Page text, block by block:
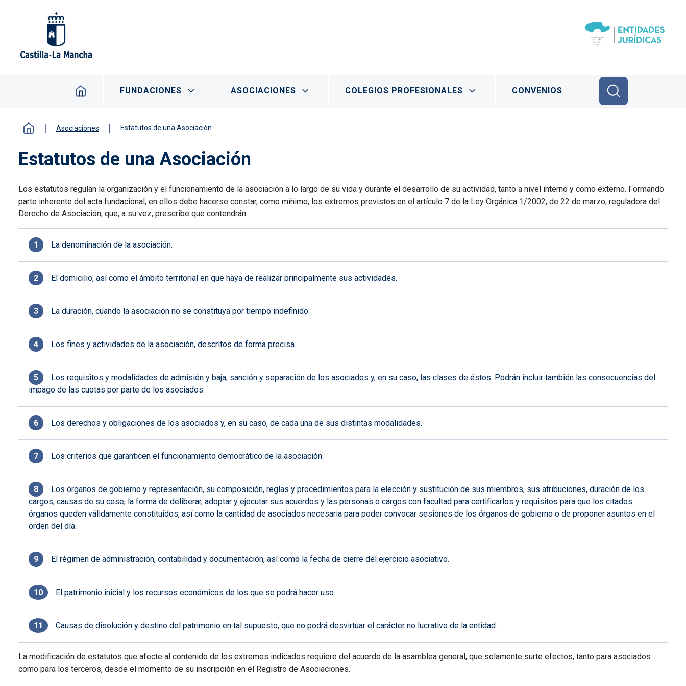
Navegación principal
FUNDACIONES ASOCIACIONES COLEGIOS PROFESIONALES CONVENIOS
Asociaciones Estatutos de una Asociación
Estatutos de una Asociación
Los estatutos regulan la organización y el funcionamiento de la asociación a lo largo de su vida y durante el desarrollo de su actividad, tanto a nivel interno y como externo. Formando
parte inherente del acta fundacional, en ellos debe hacerse constar, como mínimo, los extremos previstos en el artículo 7 de la Ley Orgánica 1/2002, de 22 de marzo, reguladora del
Derecho de Asociación, que, a su vez, prescribe que contendrán:
La denominación de la asociación.
El domicilio, así como el ámbito territorial en que haya de realizar principalmente sus actividades.
La duración, cuando la asociación no se constituya por tiempo indefinido.
Los fines y actividades de la asociación, descritos de forma precisa.
Los requisitos y modalidades de admisión y baja, sanción y separación de los asociados y, en su caso, las clases de éstos. Podrán incluir también las consecuencias del
impago de las cuotas por parte de los asociados.
Los derechos y obligaciones de los asociados y, en su caso, de cada una de sus distintas modalidades.
Los criterios que garanticen el funcionamiento democrático de la asociación.
Los órganos de gobierno y representación, su composición, reglas y procedimientos para la elección y sustitución de sus miembros, sus atribuciones, duración de los
cargos, causas de su cese, la forma de deliberar, adoptar y ejecutar sus acuerdos y las personas o cargos con facultad para certificarlos y requisitos para que los citados
órganos queden válidamente constituidos, así como la cantidad de asociados necesaria para poder convocar sesiones de los órganos de gobierno o de proponer asuntos en el
orden del día.
El régimen de administración, contabilidad y documentación, así como la fecha de cierre del ejercicio asociativo.
El patrimonio inicial y los recursos económicos de los que se podrá hacer uso.
Causas de disolución y destino del patrimonio en tal supuesto, que no podrá desvirtuar el carácter no lucrativo de la entidad.
La modificación de estatutos que afecte al contenido de los extremos indicados requiere del acuerdo de la asamblea general, que solamente surte efectos, tanto para asociados
como para los terceros, desde el momento de su inscripción en el Registro de Asociaciones.